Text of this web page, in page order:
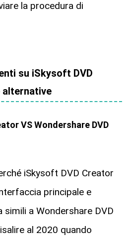
la procedura di
su iSkysoft DVD
alternative
VS Wondershare DVD
iSkysoft DVD Creator
principale e
a Wondershare DVD
al 2020 quando